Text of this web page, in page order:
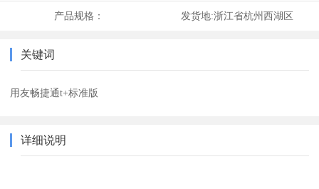
产品规格： 发货地:浙江省杭州西湖区
关键词
用友畅捷通t+标准版
详细说明